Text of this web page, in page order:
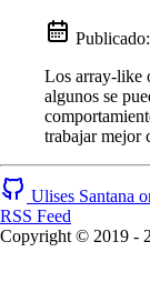
Publicado:
Los array-like
algunos se
trabajar mejor
Ulises Santana
RSS Feed
Copyright © 2019 -